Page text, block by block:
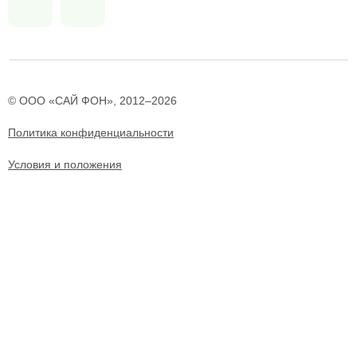
Политика конфиденциальности
© ООО «САЙ ФОН», 2012–2026
Условия и положения